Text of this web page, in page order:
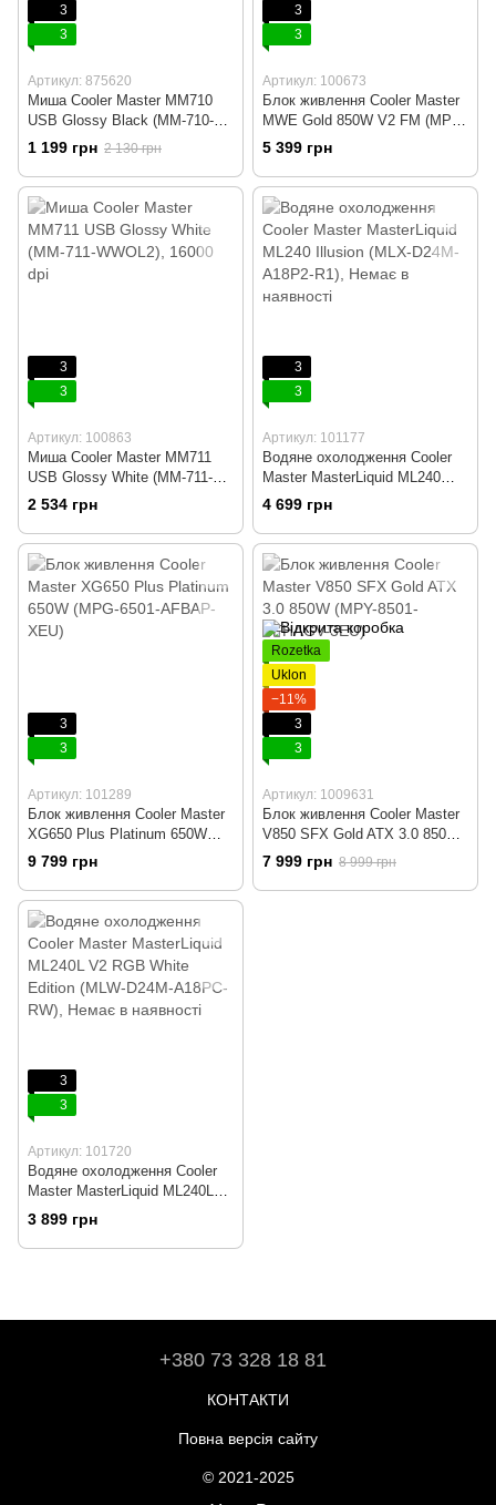
3
3
Артикул: 875620
Миша Cooler Master MM710
USB Glossy Black (MM-710-
KKOL2)
1 199 грн 2 130 грн
3
3
Артикул: 100673
Блок живлення Cooler Master
MWE Gold 850W V2 FM (MPE-
8501-AFAAG)
5 399 грн
3
3
Артикул: 100863
Миша Cooler Master MM711
USB Glossy White (MM-711-
WWOL2)
2 534 грн
3
3
Артикул: 101177
Водяне охолодження Cooler
Master MasterLiquid ML240
Illusion (MLX-D24M-A18P2-R1)
4 699 грн
3
3
Артикул: 101289
Блок живлення Cooler Master
XG650 Plus Platinum 650W
(MPG-6501-AFBAP-XEU)
9 799 грн
Rozetka
Uklon
−11%
3
3
Артикул: 1009631
Блок живлення Cooler Master
V850 SFX Gold ATX 3.0 850W
(MPY-8501-SFHAGV-3EU)
7 999 грн 8 999 грн
3
3
Артикул: 101720
Водяне охолодження Cooler
Master MasterLiquid ML240L
V2 RGB White Edition (MLW-
D24M-A18PC-RW)
3 899 грн
+380 73 328 18 81
КОНТАКТИ
Повна версія сайту
© 2021-2025